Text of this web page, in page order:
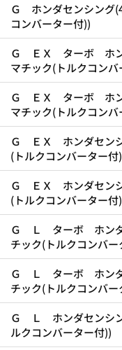
Ｇ ホンダセンシング
コンバーター付))
Ｇ ＥＸ ターボ ホン
マチック(トルクコン
Ｇ ＥＸ ターボ ホン
マチック(トルクコン
Ｇ ＥＸ ホンダセンシ
(トルクコンバーター付
Ｇ ＥＸ ホンダセンシ
(トルクコンバーター付
Ｇ Ｌ ターボ ホンダ
チック(トルクコンバ
Ｇ Ｌ ターボ ホンダ
チック(トルクコンバ
Ｇ Ｌ ホンダセンシン
ルクコンバーター付))